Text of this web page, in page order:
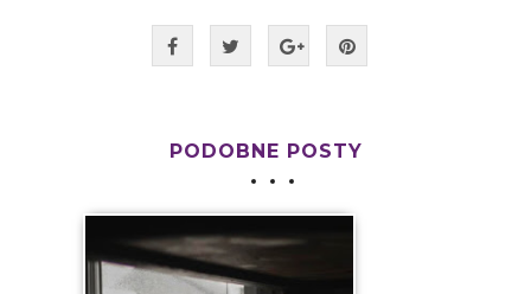
PODOBNE POSTY